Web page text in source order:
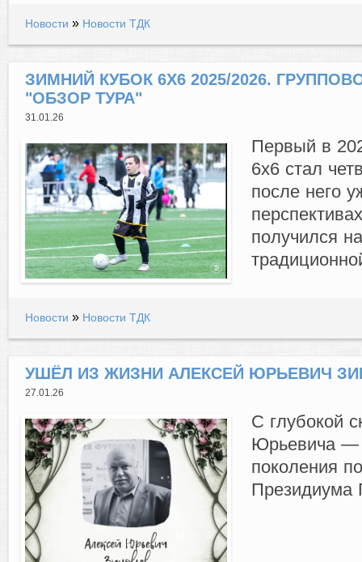
Новости » Новости ТДК
ЗИМНИЙ КУБОК 6Х6 2025/2026.
"ОБЗОР ТУРА"
31.01.26
Первый в
6х6 стал
после него
получился
Новости » Новости ТДК
УШЁЛ ИЗ ЖИЗНИ АЛЕКСЕЙ ЮРЬЕВИЧ
27.01.26
С глубокой
Юрьевича —
поколения